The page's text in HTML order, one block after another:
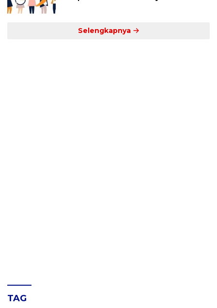
Selengkapnya
TAG